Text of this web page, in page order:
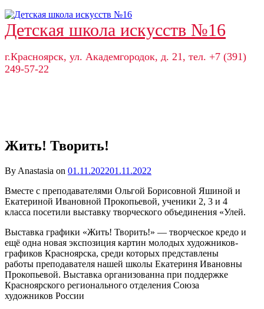
Детская школа искусств №16
г.Красноярск, ул. Академгородок, д. 21, тел. +7 (391)
249-57-22
Жить! Творить!
By Anastasia on 01.11.202201.11.2022
Вместе с преподавателями Ольгой Борисовной Яшиной и
Екатериной Ивановной Прокопьевой, ученики 2, 3 и 4
класса посетили выставку творческого объединения «Улей.
Выставка графики «Жить! Творить!» — творческое кредо и
ещё одна новая экспозиция картин молодых художников-
графиков Красноярска, среди которых представлены
работы преподавателя нашей школы Екатериня Ивановны
Прокопьевой. Выставка организованна при поддержке
Красноярского регионального отделения Союза
художников России